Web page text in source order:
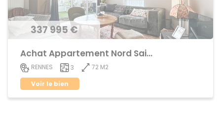
337 995 €
Achat Appartement Nord Saint-Martin
RENNES 3
72 M2
Voir le bien